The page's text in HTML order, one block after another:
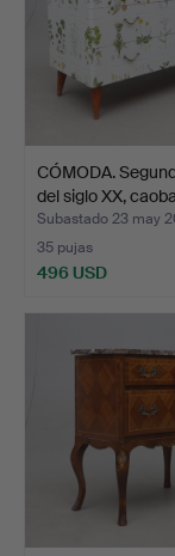
CÓMODA.
del siglo XX,
Subastado 23 may
35 pujas
496 USD